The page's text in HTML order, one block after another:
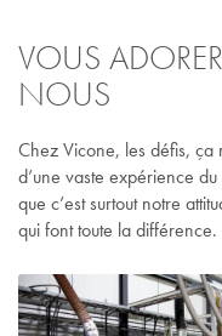
VOUS
NOUS
Chez Vicone, les défis, ça
d’une vaste expérience
que c’est surtout notre
qui font toute la différence.